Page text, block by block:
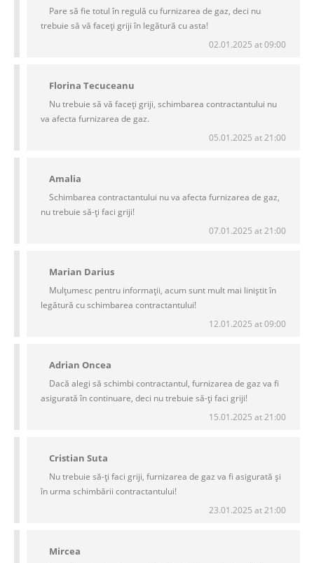
Pare să fie totul în regulă cu furnizarea de gaz, deci nu
trebuie să vă faceți griji în legătură cu asta!
02.01.2025 at 09:00
Florina Tecuceanu
Nu trebuie să vă faceți griji, schimbarea contractantului nu
va afecta furnizarea de gaz.
05.01.2025 at 21:00
Amalia
Schimbarea contractantului nu va afecta furnizarea de gaz,
nu trebuie să-ți faci griji!
07.01.2025 at 21:00
Marian Darius
Mulțumesc pentru informații, acum sunt mult mai liniștit în
legătură cu schimbarea contractantului!
12.01.2025 at 09:00
Adrian Oncea
Dacă alegi să schimbi contractantul, furnizarea de gaz va fi
asigurată în continuare, deci nu trebuie să-ți faci griji!
15.01.2025 at 21:00
Cristian Suta
Nu trebuie să-ți faci griji, furnizarea de gaz va fi asigurată și
în urma schimbării contractantului!
23.01.2025 at 21:00
Mircea